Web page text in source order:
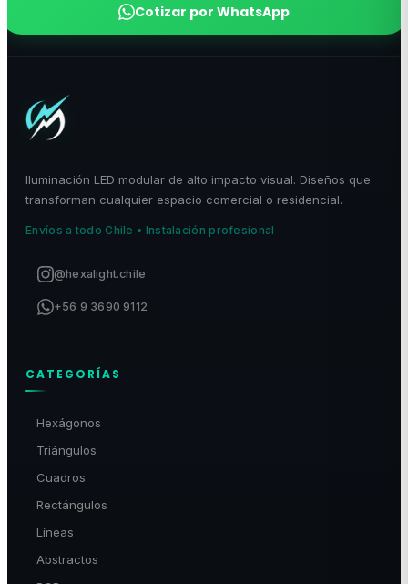
Cotizar por WhatsApp
Iluminación LED modular de alto impacto visual. Diseños que
transforman cualquier espacio comercial o residencial.
Envíos a todo Chile • Instalación profesional
@hexalight.chile
+56 9 3690 9112
CATEGORÍAS
Hexágonos
Triángulos
Cuadros
Rectángulos
Líneas
Abstractos